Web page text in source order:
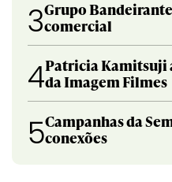
3Grupo
comercial
4Patricia Kamitsuji
da Imagem Filmes
5Campanhas da
conexões